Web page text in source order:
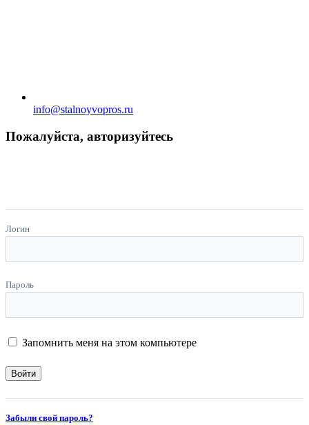
info@stalnoyvopros.ru
Пожалуйста, авторизуйтесь
Логин
Пароль
Запомнить меня на этом компьютере
Забыли свой пароль?